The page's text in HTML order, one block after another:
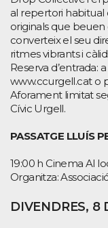
al repertori habitual
originals que beuen
converteix el seu
ritmes vibrants i
Reserva d’entrada:
www.ccurgell.cat o
Aforament limitat
Cívic Urgell.
PASSATGE LLUÍS
19:00 h Cinema Al
Organitza:
DIVENDRES, 8